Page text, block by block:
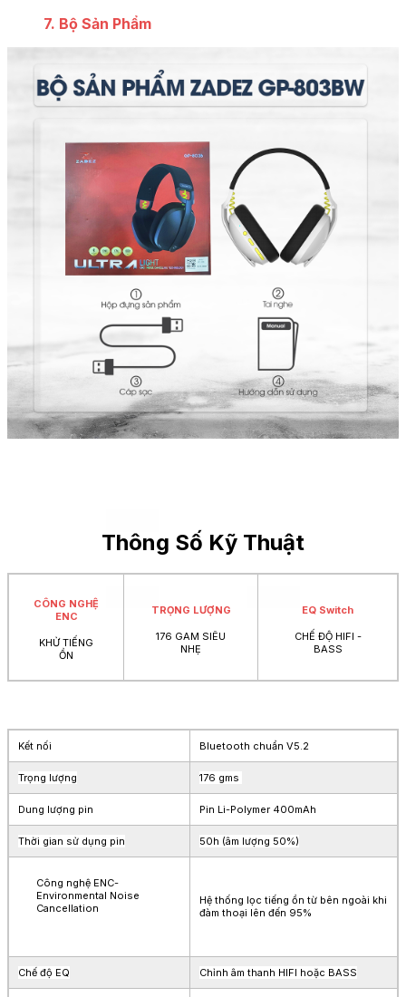
7. Bộ Sản Phẩm
Thông Số Kỹ Thuật
CÔNG NGHỆ
ENC
KHỬ TIẾNG
ỒN
TRỌNG LƯỢNG
176 GAM SIÊU
NHẸ
EQ Switch
CHẾ ĐỘ HIFI -
BASS
Kết nối Bluetooth chuẩn V5.2
Trọng lượng 176 gms
Dung lượng pin Pin Li-Polymer 400mAh
Thời gian sử dụng pin 50h (âm lượng 50%)
Công nghệ ENC-
Environmental Noise
Cancellation
Hệ thống lọc tiếng ồn từ bên ngoài khi
đàm thoại lên đến 95%
Chế độ EQ Chỉnh âm thanh HIFI hoặc BASS